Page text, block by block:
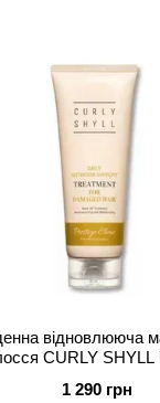
відновлююча
CURLY SHYLL
1 290 грн